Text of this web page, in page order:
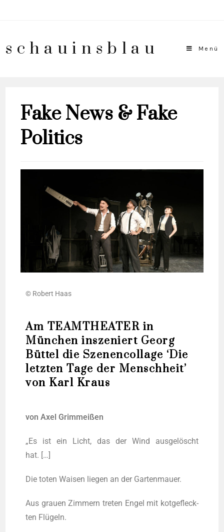
schauinsblau Menü
Fake News & Fake
Politics
© Robert Haas
Am TEAMTHEATER in
München inszeniert Georg
Büttel die Szenencollage ‘Die
letzten Tage der Menschheit’
von Karl Kraus
von Axel Grimmeißen
„Es ist ein Licht, das der Wind aus­ge­löscht
hat. […]
Die toten Wai­sen lie­gen an der Gartenmauer.
Aus grau­en Zim­mern tre­ten Engel mit kot­ge­fleck­
ten Flügeln.